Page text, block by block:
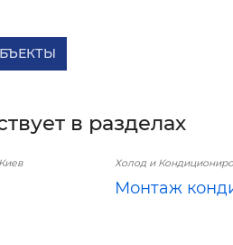
в разделах
Холод и
Монтаж